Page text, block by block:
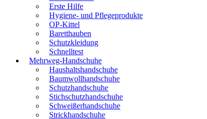
Erste Hilfe
Hygiene- und Pflegeprodukte
OP-Kittel
Baretthauben
Schutzkleidung
Schnelltest
Mehrweg-Handschuhe
Haushaltshandschuhe
Baumwollhandschuhe
Schutzhandschuhe
Stichschutzhandschuhe
Schweißerhandschuhe
Strickhandschuhe